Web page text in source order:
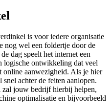
is voor iedere organisatie
nog wel een foldertje door de
dag speelt het internet een
logische ontwikkeling dat veel
online aanwezigheid. Als je hier
achter de feiten aanlopen.
jouw bedrijf hierbij helpen,
optimalisatie en bijvoorbeeld